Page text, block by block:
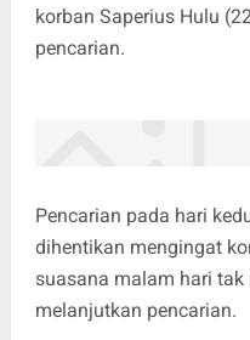
korban Saperius Hulu
pencarian.
Pencarian pada hari
dihentikan mengingat
suasana malam hari
melanjutkan pencarian.